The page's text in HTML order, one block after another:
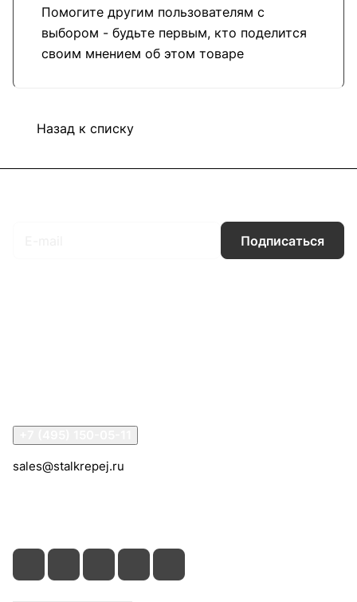
Помогите другим пользователям с
выбором - будьте первым, кто поделится
своим мнением об этом товаре
Назад к списку
Подписаться
sales@stalkrepej.ru